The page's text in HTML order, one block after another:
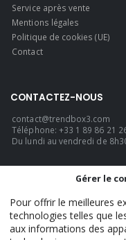
Service après vente
Mentions légales
Politique de cookies (UE)
Contact
CONTACTEZ-NOUS
contact@trendbox3.com
Téléphone: +33 1 89 86 21
Du lundi au vendredi de
Gérer le
Pour offrir le meilleures
technologies telles que
aux informations des